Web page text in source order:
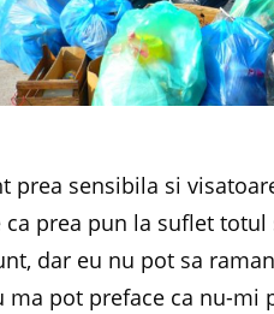
prea sensibila si
ca prea pun la suflet
dar eu nu pot sa
pot preface ca nu-mi